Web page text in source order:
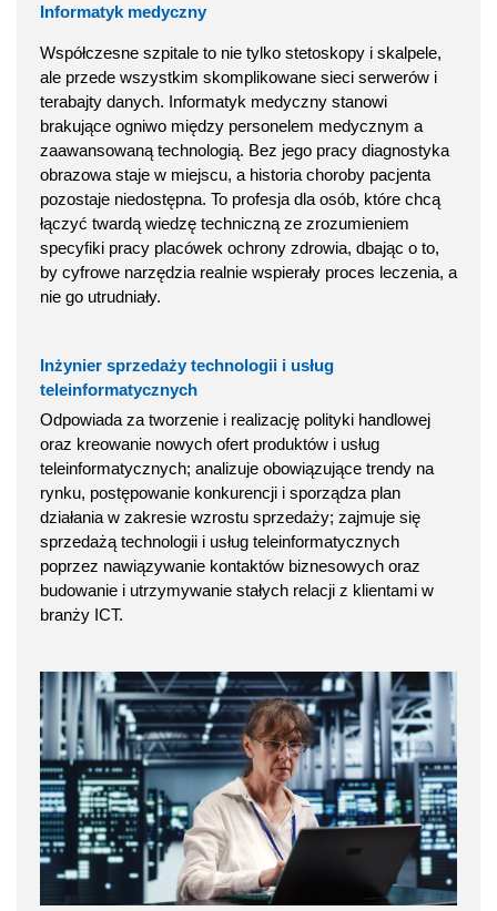
Informatyk medyczny
Współczesne szpitale to nie tylko stetoskopy i skalpele,
ale przede wszystkim skomplikowane sieci serwerów i
terabajty danych. Informatyk medyczny stanowi
brakujące ogniwo między personelem medycznym a
zaawansowaną technologią. Bez jego pracy diagnostyka
obrazowa staje w miejscu, a historia choroby pacjenta
pozostaje niedostępna. To profesja dla osób, które chcą
łączyć twardą wiedzę techniczną ze zrozumieniem
specyfiki pracy placówek ochrony zdrowia, dbając o to,
by cyfrowe narzędzia realnie wspierały proces leczenia, a
nie go utrudniały.
Inżynier sprzedaży technologii i usług
teleinformatycznych
Odpowiada za tworzenie i realizację polityki handlowej
oraz kreowanie nowych ofert produktów i usług
teleinformatycznych; analizuje obowiązujące trendy na
rynku, postępowanie konkurencji i sporządza plan
działania w zakresie wzrostu sprzedaży; zajmuje się
sprzedażą technologii i usług teleinformatycznych
poprzez nawiązywanie kontaktów biznesowych oraz
budowanie i utrzymywanie stałych relacji z klientami w
branży ICT.